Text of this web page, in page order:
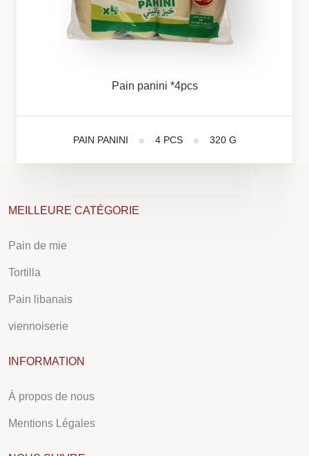
Pain panini *4pcs
PAIN PANINI 4 PCS 320 G
MEILLEURE CATÉGORIE
Pain de mie
Tortilla
Pain libanais
viennoiserie
INFORMATION
À propos de nous
Mentions Légales